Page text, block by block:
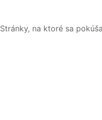
Stránky, na ktoré sa